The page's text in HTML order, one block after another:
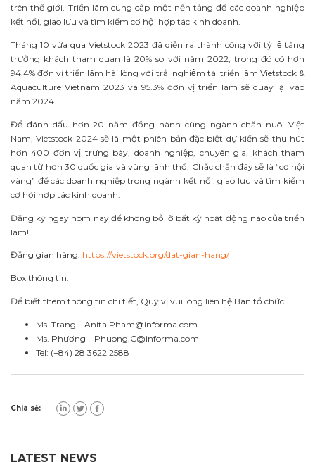
trên thế giới. Triển lãm cung cấp một nền tảng để các doanh nghiệp
kết nối, giao lưu và tìm kiếm cơ hội hợp tác kinh doanh.
Tháng 10 vừa qua Vietstock 2023 đã diễn ra thành công với tỷ lệ tăng
trưởng khách tham quan là 20% so với năm 2022, trong đó có hơn
94.4% đơn vị triển lãm hài lòng với trải nghiệm tại triển lãm Vietstock &
Aquaculture Vietnam 2023 và 95.3% đơn vị triển lãm sẽ quay lại vào
năm 2024.
Để đánh dấu hơn 20 năm đồng hành cùng ngành chăn nuôi Việt
Nam, Vietstock 2024 sẽ là một phiên bản đặc biệt dự kiến sẽ thu hút
hơn 400 đơn vị trưng bày, doanh nghiệp, chuyên gia, khách tham
quan từ hơn 30 quốc gia và vùng lãnh thổ. Chắc chắn đây sẽ là “cơ hội
vàng” để các doanh nghiệp trong ngành kết nối, giao lưu và tìm kiếm
cơ hội hợp tác kinh doanh.
Đăng ký ngay hôm nay để không bỏ lỡ bất kỳ hoạt động nào của triển
lãm!
Đăng gian hàng: https://vietstock.org/dat-gian-hang/
Box thông tin:
Để biết thêm thông tin chi tiết, Quý vị vui lòng liên hệ Ban tổ chức:
Ms. Trang – Anita.Pham@informa.com
Ms. Phương – Phuong.C@informa.com
Tel: (+84) 28 3622 2588
Chia sẻ:
LATEST NEWS